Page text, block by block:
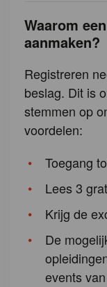
Waarom
aanmaken?
Registreren
beslag. Dit is
stemmen op
voordelen:
Toegang
Lees 3
Krijg de
De
events